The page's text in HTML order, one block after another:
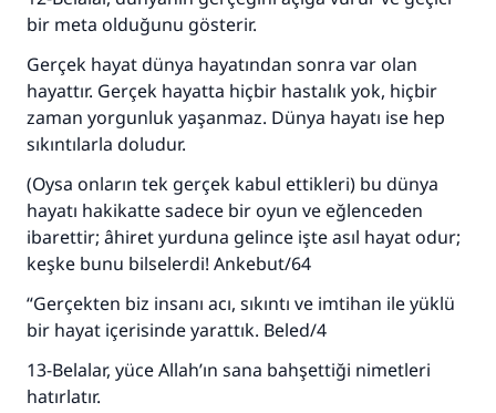
bir meta olduğunu gösterir.
Gerçek hayat dünya hayatından sonra var olan
hayattır. Gerçek hayatta hiçbir hastalık yok, hiçbir
zaman yorgunluk yaşanmaz. Dünya hayatı ise hep
sıkıntılarla doludur.
(Oysa onların tek gerçek kabul ettikleri) bu dünya
hayatı hakikatte sadece bir oyun ve eğlenceden
ibarettir; âhiret yurduna gelince işte asıl hayat odur;
keşke bunu bilselerdi! Ankebut/64
“Gerçekten biz insanı acı, sıkıntı ve imtihan ile yüklü
bir hayat içerisinde yarattık. Beled/4
13-Belalar, yüce Allah’ın sana bahşettiği nimetleri
hatırlatır.